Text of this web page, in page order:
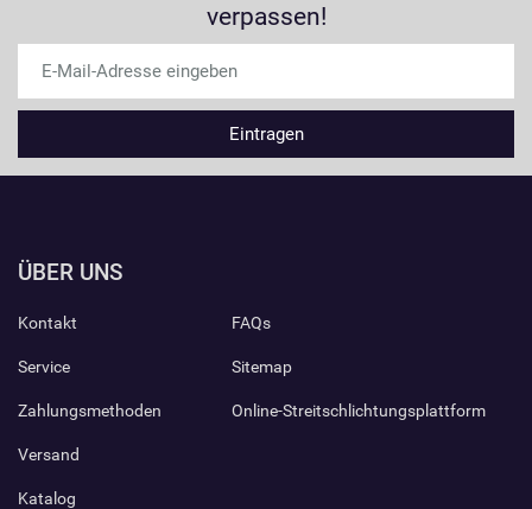
verpassen!
ÜBER UNS
Kontakt
Service
Zahlungsmethoden
Versand
Katalog
FAQs
Sitemap
Online-Streitschlichtungsplattform